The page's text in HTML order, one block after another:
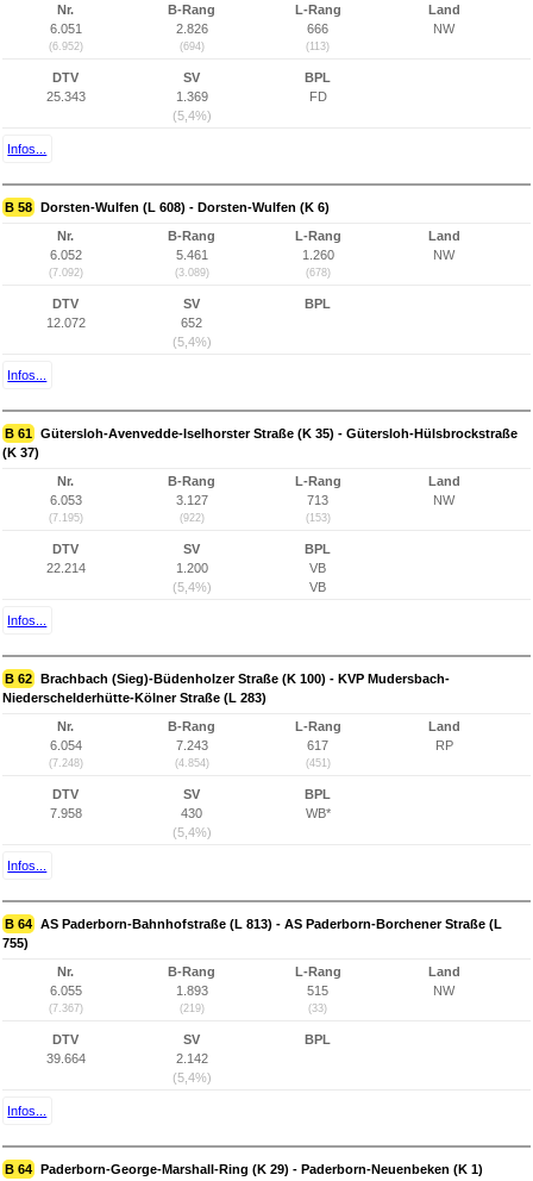
Nr.
6.051
(6.952)
B-Rang
2.826
(694)
L-Rang
666
(113)
Land
NW
DTV
25.343
SV
1.369
(5,4%)
BPL
FD
Infos...
B 58 Dorsten-Wulfen (L 608) - Dorsten-Wulfen (K 6)
Nr.
6.052
(7.092)
B-Rang
5.461
(3.089)
L-Rang
1.260
(678)
Land
NW
DTV
12.072
SV
652
(5,4%)
BPL
Infos...
B 61 Gütersloh-Avenvedde-Iselhorster Straße (K 35) - Gütersloh-Hülsbrockstraße
(K 37)
Nr.
6.053
(7.195)
B-Rang
3.127
(922)
L-Rang
713
(153)
Land
NW
DTV
22.214
SV
1.200
(5,4%)
BPL
VB
VB
Infos...
B 62 Brachbach (Sieg)-Büdenholzer Straße (K 100) - KVP Mudersbach-
Niederschelderhütte-Kölner Straße (L 283)
Nr.
6.054
(7.248)
B-Rang
7.243
(4.854)
L-Rang
617
(451)
Land
RP
DTV
7.958
SV
430
(5,4%)
BPL
WB*
Infos...
B 64 AS Paderborn-Bahnhofstraße (L 813) - AS Paderborn-Borchener Straße (L
755)
Nr.
6.055
(7.367)
B-Rang
1.893
(219)
L-Rang
515
(33)
Land
NW
DTV
39.664
SV
2.142
(5,4%)
BPL
Infos...
B 64 Paderborn-George-Marshall-Ring (K 29) - Paderborn-Neuenbeken (K 1)